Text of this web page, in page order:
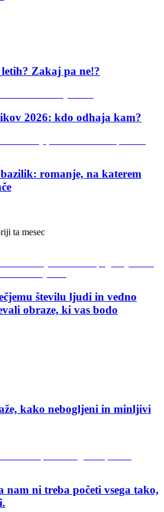
Zakaj pa ne!?
2026: kdo odhaja kam?
romanje, na katerem
ta mesec
številu ljudi in vedno
obraze, ki vas bodo
kako nebogljeni in minljivi
nam ni treba početi vsega tako,